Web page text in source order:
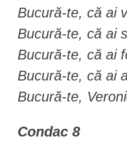
Bucură-te, că ai
Bucură-te, că ai
Bucură-te, că ai
Bucură-te, că ai
Bucură-te,
Condac 8